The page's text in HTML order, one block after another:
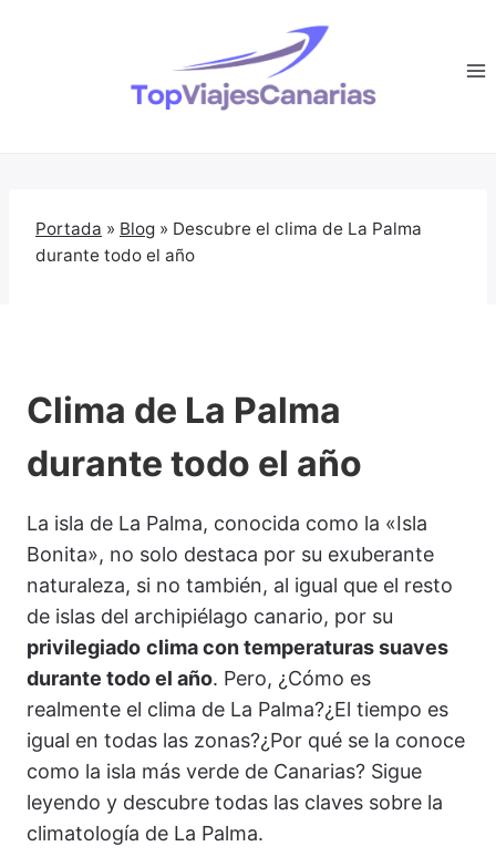
Portada » Blog » Descubre el clima de La Palma
durante todo el año
Clima de La Palma
durante todo el año
La isla de La Palma, conocida como la «Isla
Bonita», no solo destaca por su exuberante
naturaleza, si no también, al igual que el resto
de islas del archipiélago canario, por su
privilegiado clima con temperaturas suaves
durante todo el año. Pero, ¿Cómo es
realmente el clima de La Palma?¿El tiempo es
igual en todas las zonas?¿Por qué se la conoce
como la isla más verde de Canarias? Sigue
leyendo y descubre todas las claves sobre la
climatología de La Palma.